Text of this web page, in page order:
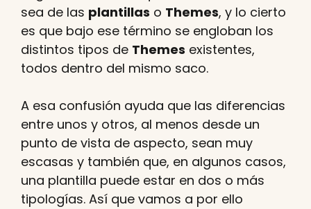
sea de las plantillas o Themes, y lo cierto
es que bajo ese término se engloban los
distintos tipos de Themes existentes,
todos dentro del mismo saco.
A esa confusión ayuda que las diferencias
entre unos y otros, al menos desde un
punto de vista de aspecto, sean muy
escasas y también que, en algunos casos,
una plantilla puede estar en dos o más
tipologías. Así que vamos a por ello